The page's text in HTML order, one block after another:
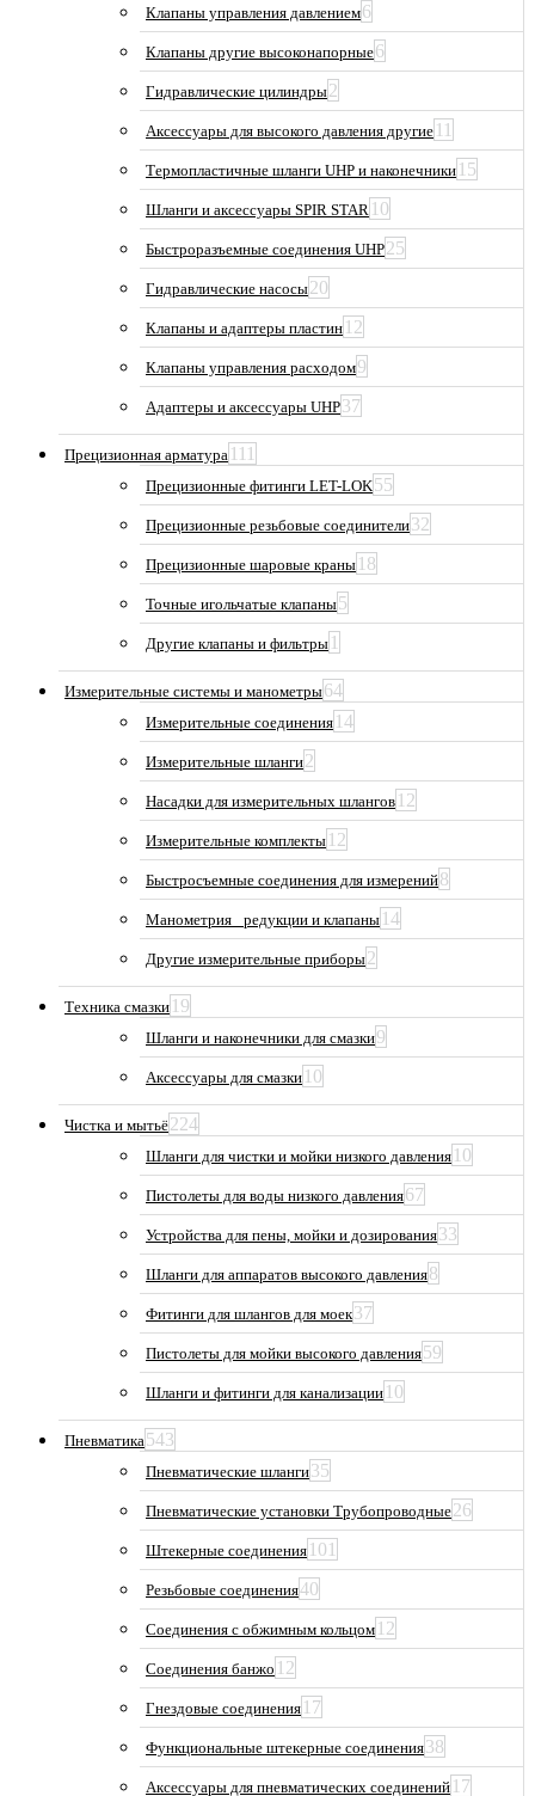
Клапаны управления давлением6
Клапаны другие высоконапорные6
Гидравлические цилиндры2
Аксессуары для высокого давления другие 11
Термопластичные шланги UHP и наконечники 15
Шланги и аксессуары SPIR STAR 10
Быстроразъемные соединения UHP25
Гидравлические насосы20
Клапаны и адаптеры пластин 12
Клапаны управления расходом9
Адаптеры и аксессуары UHP37
Прецизионная арматура 111
Прецизионные фитинги LET-LOK55
Прецизионные резьбовые соединители32
Прецизионные шаровые краны 18
Точные игольчатые клапаны5
Другие клапаны и фильтры 1
Измерительные системы и манометры64
Измерительные соединения 14
Измерительные шланги2
Насадки для измерительных шлангов 12
Измерительные комплекты 12
Быстросъемные соединения для измерений8
Манометрия_ редукции и клапаны 14
Другие измерительные приборы2
Техника смазки 19
Шланги и наконечники для смазки9
Аксессуары для смазки 10
Чистка и мытьё224
Шланги для чистки и мойки низкого давления 10
Пистолеты для воды низкого давления67
Устройства для пены, мойки и дозирования33
Шланги для аппаратов высокого давления8
Фитинги для шлангов для моек37
Пистолеты для мойки высокого давления59
Шланги и фитинги для канализации 10
Пневматика543
Пневматические шланги35
Пневматические установки Трубопроводные26
Штекерные соединения 101
Резьбовые соединения40
Соединения с обжимным кольцом 12
Соединения банжо 12
Гнездовые соединения 17
Функциональные штекерные соединения38
Аксессуары для пневматических соединений 17